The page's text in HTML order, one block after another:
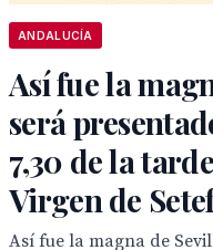
ANDALUCÍA
Así fue la
será
7,30 de la
Virgen de
Así fue la magna de